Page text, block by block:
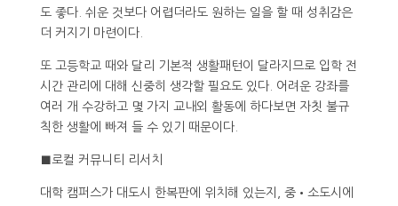
도 좋다. 쉬운 것보다 어렵더라도 원하는 일을 할 때 성취감은
더 커지기 마련이다.
또 고등학교 때와 달리 기본적 생활패턴이 달라지므로 입학 전
시간 관리에 대해 신중히 생각할 필요도 있다. 어려운 강좌를
여러 개 수강하고 몇 가지 교내외 활동에 하다보면 자칫 불규
칙한 생활에 빠져 들 수 있기 때문이다.
■로컬 커뮤니티 리서치
대학 캠퍼스가 대도시 한복판에 위치해 있는지, 중•소도시에